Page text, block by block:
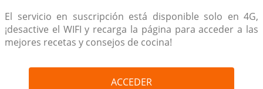
El servicio en suscripción está disponible solo en 4G,
¡desactive el WIFI y recarga la página para acceder a las
mejores recetas y consejos de cocina!
ACCEDER